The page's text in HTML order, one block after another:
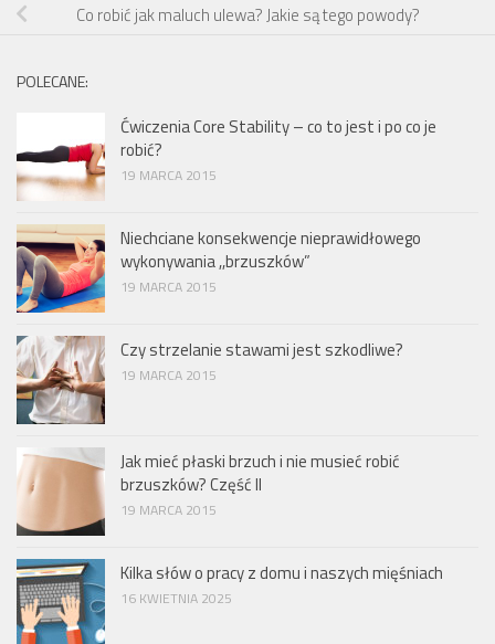
Co robić jak maluch ulewa? Jakie są tego powody?
POLECANE:
Ćwiczenia Core Stability – co to jest i po co je
robić?
19 MARCA 2015
Niechciane konsekwencje nieprawidłowego
wykonywania ,,brzuszków”
19 MARCA 2015
Czy strzelanie stawami jest szkodliwe?
19 MARCA 2015
Jak mieć płaski brzuch i nie musieć robić
brzuszków? Część II
19 MARCA 2015
Kilka słów o pracy z domu i naszych mięśniach
16 KWIETNIA 2025